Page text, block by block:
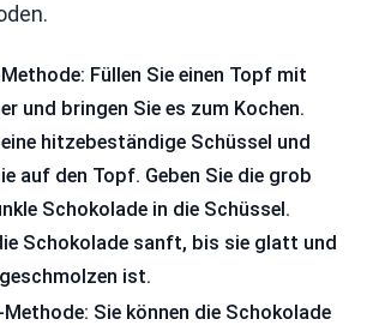
Füllen Sie einen Topf mit
und bringen Sie es zum Kochen.
eine hitzebeständige Schüssel und
auf den Topf. Geben Sie die grob
Schokolade in die Schüssel.
Schokolade sanft, bis sie glatt und
ist.
Sie können die Schokolade